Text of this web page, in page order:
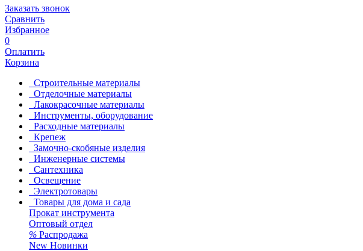
Заказать звонок
Сравнить
Избранное
0
Оплатить
Корзина
Строительные материалы
Отделочные материалы
Лакокрасочные материалы
Инструменты, оборудование
Расходные материалы
Крепеж
Замочно-скобяные изделия
Инженерные системы
Сантехника
Освещение
Электротовары
Товары для дома и сада
Прокат инструмента
Оптовый отдел
% Распродажа
New Новинки